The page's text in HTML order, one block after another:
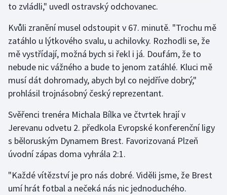
Motorsport
Olympijské hry
Parasport
Plavání
Plážový volejbal
Rychlobruslení
to zvládli," uvedl ostravský odchovanec.
Kvůli zranění musel odstoupit v 67. minutě. "Trochu mě
zatáhlo u lýtkového svalu, u achilovky. Rozhodli se, že
mě vystřídají, možná bych si řekl i já. Doufám, že to
nebude nic vážného a bude to jenom zatáhlé. Kluci mě
musí dát dohromady, abych byl co nejdříve dobrý,"
prohlásil trojnásobný český reprezentant.
Svěřenci trenéra Michala Bílka ve čtvrtek hrají v
Jerevanu odvetu 2. předkola Evropské konferenční ligy
s běloruským Dynamem Brest. Favorizovaná Plzeň
úvodní zápas doma vyhrála 2:1.
"Každé vítězství je pro nás dobré. Viděli jsme, že Brest
umí hrát fotbal a nečeká nás nic jednoduchého.